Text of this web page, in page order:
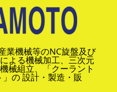
業機械等のNC旋盤及び
よる機械加工、三次元
械組立、「クーラント
の 設計・製造・販